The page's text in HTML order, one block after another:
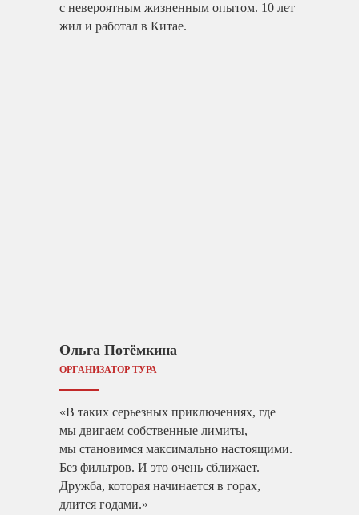
с невероятным жизненным опытом. 10 лет
жил и работал в Китае.
Ольга Потёмкина
ОРГАНИЗАТОР ТУРА
«В таких серьезных приключениях, где
мы двигаем собственные лимиты,
мы становимся максимально настоящими.
Без фильтров. И это очень сближает.
Дружба, которая начинается в горах,
длится годами.»